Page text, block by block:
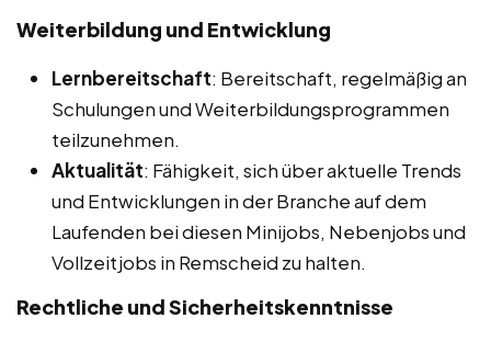
Weiterbildung und Entwicklung
Lernbereitschaft: Bereitschaft, regelmäßig an
Schulungen und Weiterbildungsprogrammen
teilzunehmen.
Aktualität: Fähigkeit, sich über aktuelle Trends
und Entwicklungen in der Branche auf dem
Laufenden bei diesen Minijobs, Nebenjobs und
Vollzeitjobs in Remscheid zu halten.
Rechtliche und Sicherheitskenntnisse